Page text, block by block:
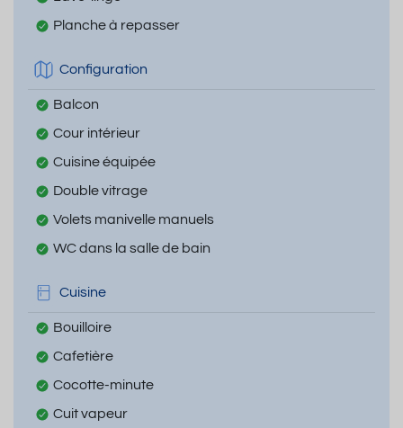
Planche à repasser
Configuration
Balcon
Cour intérieur
Cuisine équipée
Double vitrage
Volets manivelle manuels
WC dans la salle de bain
Cuisine
Bouilloire
Cafetière
Cocotte-minute
Cuit vapeur